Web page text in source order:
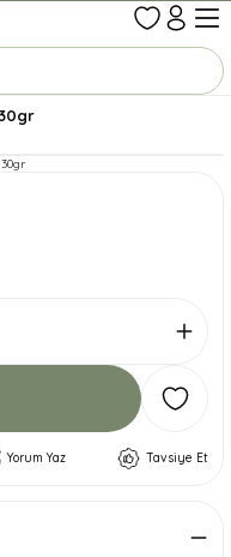
Yorum Yaz Tavsiye Et